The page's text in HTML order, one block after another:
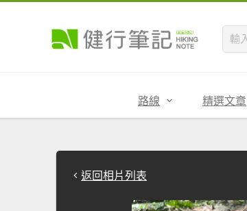
路線 精選文章
返回相片列表